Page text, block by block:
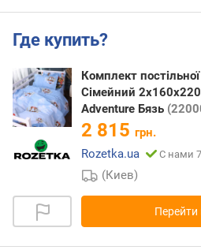
Где купить?
Комплект
Сімейний
Adventure Бязь
2 815 грн.
Rozetka.ua
С нами
(Киев)
Перейти